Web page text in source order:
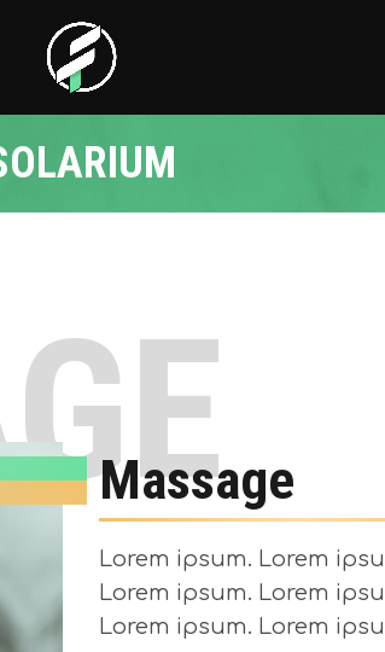
Massage
Lorem ipsum. Lorem
Lorem ipsum. Lorem
Lorem ipsum. Lorem